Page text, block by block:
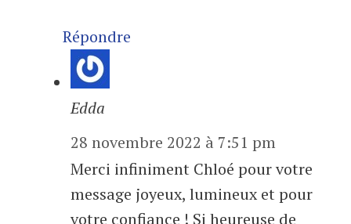
Répondre
Edda
28 novembre 2022 à 7:51 pm
Merci infiniment Chloé pour votre
message joyeux, lumineux et pour
votre confiance ! Si heureuse de